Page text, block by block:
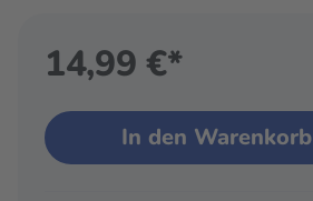
14,99 €*
In den Warenkorb